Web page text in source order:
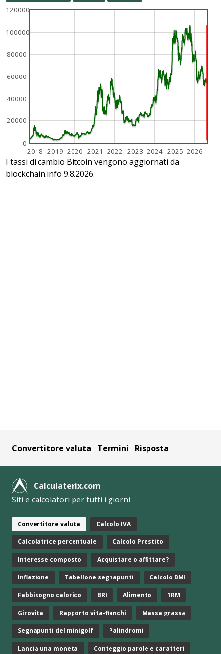
2018 2019 2020 2021 2022 2023 2024 2025 2026
0
20000
40000
60000
80000
100000
120000
I tassi di cambio Bitcoin vengono aggiornati da
blockchain.info 9.8.2026.
Convertitore valuta Termini Risposta
Calculaterix.com
Siti e calcolatori per tutti i giorni
Convertitore valuta Calcolo IVA
Calcolatrice percentuale Calcolo Prestito
Interesse composto Acquistare o affittare?
Inflazione Tabellone segnapunti Calcolo BMI
Fabbisogno calorico BRI Alimento 1RM
Girovita Rapporto vita-fianchi Massa grassa
Segnapunti del minigolf Palindromi
Lancia una moneta Conteggio parole e caratteri